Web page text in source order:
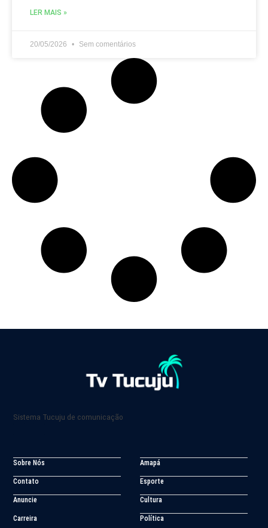
LER MAIS »
20/05/2026 Sem comentários
Sistema Tucuju de comunicação
Sobre Nós
Contato
Anuncie
Carreira
Amapá
Esporte
Cultura
Política